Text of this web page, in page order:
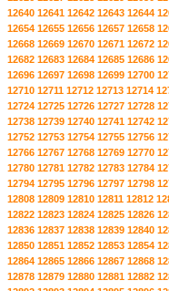
12640 12641 12642 12643 12644
12654 12655 12656 12657 12658
12668 12669 12670 12671 12672
12682 12683 12684 12685 12686
12696 12697 12698 12699 12700
12710 12711 12712 12713 12714
12724 12725 12726 12727 12728
12738 12739 12740 12741 12742
12752 12753 12754 12755 12756
12766 12767 12768 12769 12770
12780 12781 12782 12783 12784
12794 12795 12796 12797 12798
12808 12809 12810 12811 12812
12822 12823 12824 12825 12826
12836 12837 12838 12839 12840
12850 12851 12852 12853 12854
12864 12865 12866 12867 12868
12878 12879 12880 12881 12882